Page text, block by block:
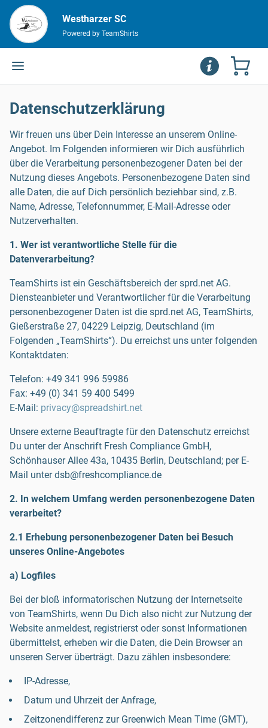
Westharzer SC
Powered by TeamShirts
Datenschutzerklärung
Wir freuen uns über Dein Interesse an unserem Online-
Angebot. Im Folgenden informieren wir Dich ausführlich
über die Verarbeitung personenbezogener Daten bei der
Nutzung dieses Angebots. Personenbezogene Daten sind
alle Daten, die auf Dich persönlich beziehbar sind, z.B.
Name, Adresse, Telefonnummer, E-Mail-Adresse oder
Nutzerverhalten.
1. Wer ist verantwortliche Stelle für die
Datenverarbeitung?
TeamShirts ist ein Geschäftsbereich der sprd.net AG.
Diensteanbieter und Verantwortlicher für die Verarbeitung
personenbezogener Daten ist die sprd.net AG, TeamShirts,
Gießerstraße 27, 04229 Leipzig, Deutschland (im
Folgenden „TeamShirts“). Du erreichst uns unter folgenden
Kontaktdaten:
Telefon: +49 341 996 59986
Fax: +49 (0) 341 59 400 5499
E-Mail: privacy@spreadshirt.net
Unsere externe Beauftragte für den Datenschutz erreichst
Du unter der Anschrift Fresh Compliance GmbH,
Schönhauser Allee 43a, 10435 Berlin, Deutschland; per E-
Mail unter dsb@freshcompliance.de
2. In welchem Umfang werden personenbezogene Daten
verarbeitet?
2.1 Erhebung personenbezogener Daten bei Besuch
unseres Online-Angebotes
a) Logfiles
Bei der bloß informatorischen Nutzung der Internetseite
von TeamShirts, wenn Du Dich also nicht zur Nutzung der
Website anmeldest, registrierst oder sonst Informationen
übermittelst, erheben wir die Daten, die Dein Browser an
unseren Server überträgt. Dazu zählen insbesondere:
IP-Adresse,
Datum und Uhrzeit der Anfrage,
Zeitzonendifferenz zur Greenwich Mean Time (GMT),